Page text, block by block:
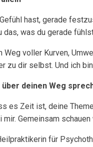
hast, gerade
das, was du gerade
Weg voller Kurven,
zu dir selbst. Und ich
deinen Weg
es Zeit ist, deine
mir. Gemeinsam
für